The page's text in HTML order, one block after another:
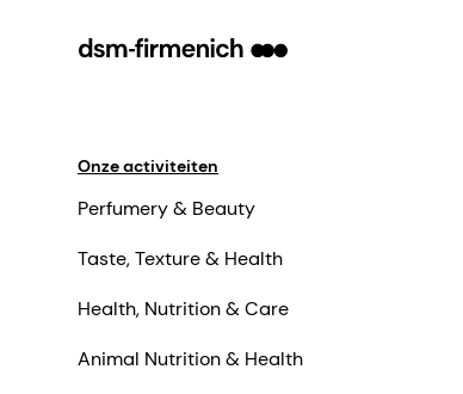
Onze activiteiten
Perfumery & Beauty
Taste, Texture & Health
Health, Nutrition & Care
Animal Nutrition & Health